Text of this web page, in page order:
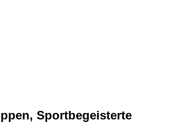
Sportbegeisterte